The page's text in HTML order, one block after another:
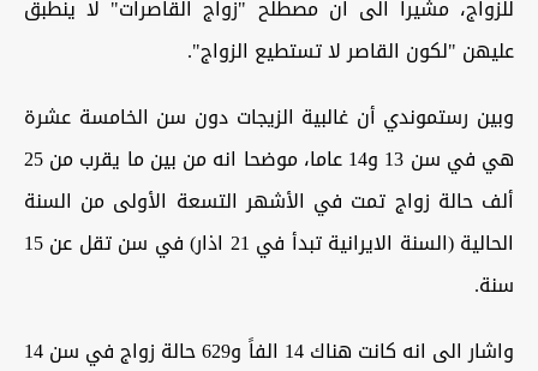
للزواج، مشيرا الى ان مصطلح "زواج القاصرات" لا ينطبق
عليهن "لكون القاصر لا تستطيع الزواج".
وبين رستموندي أن غالبية الزيجات دون سن الخامسة عشرة
هي في سن 13 و14 عاما، موضحا انه من بين ما يقرب من 25
ألف حالة زواج تمت في الأشهر التسعة الأولى من السنة
الحالية (السنة الايرانية تبدأ في 21 اذار) في سن تقل عن 15
سنة.
واشار الى انه كانت هناك 14 الفاً و629 حالة زواج في سن 14